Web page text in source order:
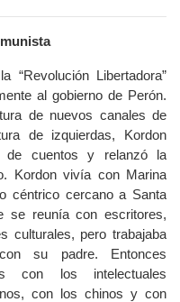
“Revolución Libertadora”
al gobierno de Perón.
de nuevos canales de
de izquierdas, Kordon
de cuentos y relanzó la
Kordon vivía con Marina
céntrico cercano a Santa
se reunía con escritores,
culturales, pero trabajaba
su padre. Entonces
con los intelectuales
con los chinos y con